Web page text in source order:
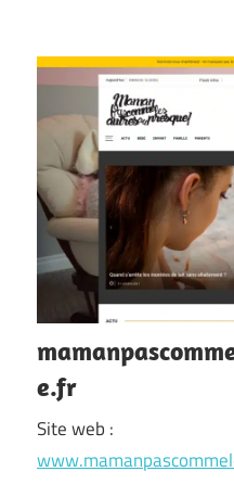
e.fr
Site web :